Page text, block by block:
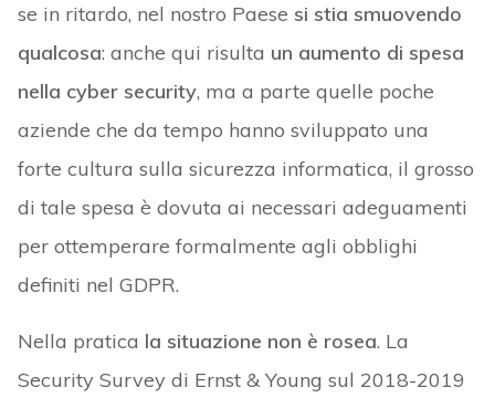
se in ritardo, nel nostro Paese si stia smuovendo
qualcosa: anche qui risulta un aumento di spesa
nella cyber security, ma a parte quelle poche
aziende che da tempo hanno sviluppato una
forte cultura sulla sicurezza informatica, il grosso
di tale spesa è dovuta ai necessari adeguamenti
per ottemperare formalmente agli obblighi
definiti nel GDPR.
Nella pratica la situazione non è rosea. La
Security Survey di Ernst & Young sul 2018-2019